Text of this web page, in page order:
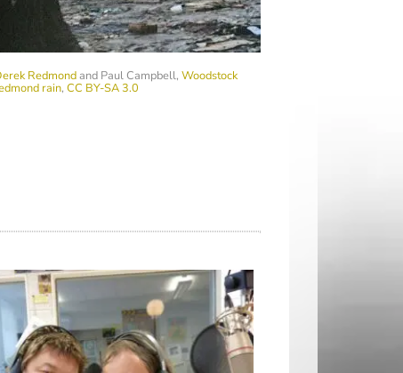
Redmondand Paul Campbell, Woodstock
rain, CC BY-SA 3.0